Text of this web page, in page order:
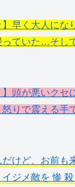
】早く大人にな
ていた…そし
】頭が悪いクセ
りで震える手
だけど、お前も
イジメ敵を 惨